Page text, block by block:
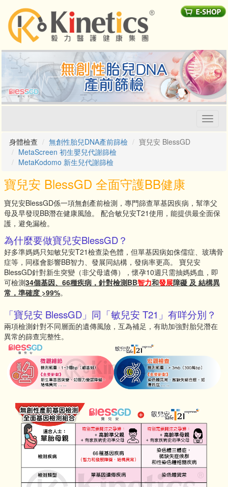
身體檢查
無創性胎兒DNA產前篩檢
寶兒安 BlessGD
MetaScreen 初生嬰兒代謝篩檢
MetaKodomo 新生兒代謝篩檢
寶兒安 BlessGD 全面守護BB健康
寶兒安BlessGD係一項無創產前檢測，專門篩查單基因疾病，幫準父
母及早發現BB潛在健康風險。 配合敏兒安T21使用，能提供最全面保
護，避免漏檢。
為什麼要做寶兒安BlessGD？
好多準媽媽只知敏兒安T21檢查染色體，但單基因病如侏儒症、玻璃骨
症等，同樣會影響BB智力、發展同結構，發病率更高。 寶兒安
BlessGD針對新生突變（非父母遺傳），懷孕10週只需抽媽媽血，即
可檢測34個基因、66種疾病，針對檢測BB智力和發展障礙 及 結構異
常，準確度 >99%。
「寶兒安 BlessGD」同「敏兒安 T21」有咩分別？
兩項檢測針對不同層面的遺傳風險，互為補足，有助加強對胎兒潛在
異常的篩查完整性。